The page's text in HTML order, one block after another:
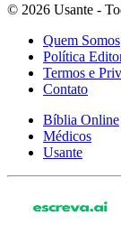
© 2026 Usante -
Quem Somos
Política
Termos e
Contato
Bíblia Online
Médicos
Usante